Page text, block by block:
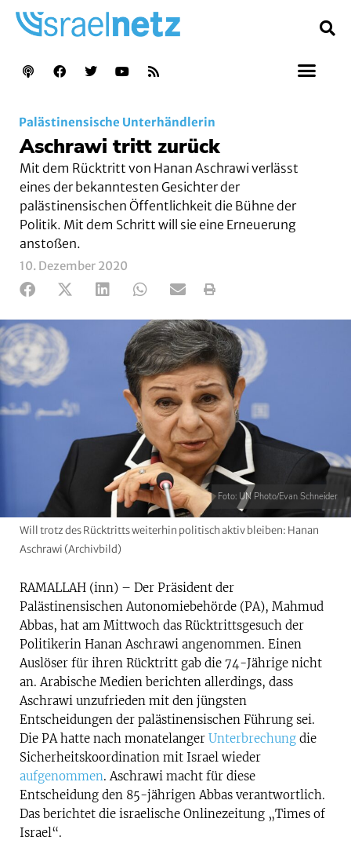
Palästinensische Unterhändlerin
Aschrawi tritt zurück
Mit dem Rücktritt von Hanan Aschrawi verlässt
eines der bekanntesten Gesichter der
palästinensischen Öffentlichkeit die Bühne der
Politik. Mit dem Schritt will sie eine Erneuerung
anstoßen.
10. Dezember 2020
Foto: UN Photo/Evan Schneider
Will trotz des Rücktritts weiterhin politisch aktiv bleiben: Hanan
Aschrawi (Archivbild)
RAMALLAH (inn) – Der Präsident der
Palästinensischen Autonomiebehörde (PA), Mahmud
Abbas, hat am Mittwoch das Rücktrittsgesuch der
Politikerin Hanan Aschrawi angenommen. Einen
Auslöser für ihren Rücktritt gab die 74-Jährige nicht
an. Arabische Medien berichten allerdings, dass
Aschrawi unzufrieden mit den jüngsten
Entscheidungen der palästinensischen Führung sei.
Die PA hatte nach monatelanger Unterbrechung die
Sicherheitskoordination mit Israel wieder
aufgenommen. Aschrawi macht für diese
Entscheidung den 85-jährigen Abbas verantwortlich.
Das berichtet die israelische Onlinezeitung „Times of
Israel“.